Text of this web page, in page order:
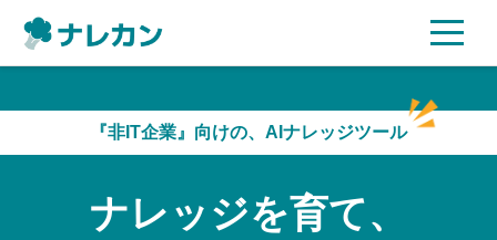
AI機能
ご利用企業様の声
『非IT企業』向けの、AIナレッジツール
ナレッジを育て、